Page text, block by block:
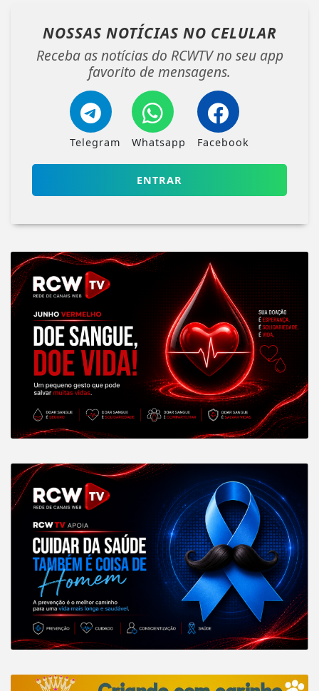
NOSSAS NOTÍCIAS NO CELULAR
Receba as notícias do RCWTV no seu app
favorito de mensagens.
Telegram Whatsapp Facebook
ENTRAR